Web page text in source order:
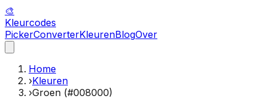
🎨
Kleurcodes
PickerConverterKleurenBlogOver
Home
›Kleuren
›Groen (#008000)